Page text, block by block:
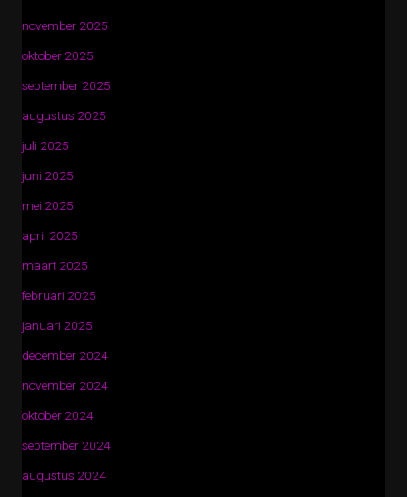
november 2025
oktober 2025
september 2025
augustus 2025
juli 2025
juni 2025
mei 2025
april 2025
maart 2025
februari 2025
januari 2025
december 2024
november 2024
oktober 2024
september 2024
augustus 2024